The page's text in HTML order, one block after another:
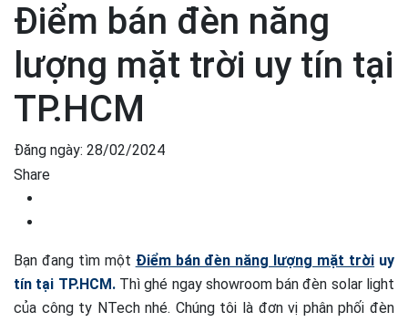
Điểm bán đèn năng
lượng mặt trời uy tín tại
TP.HCM
Đăng ngày: 28/02/2024
Share
Bạn đang tìm một Điểm bán đèn năng lượng mặt trời uy
tín tại TP.HCM.Thì ghé ngay showroom bán đèn solar light
của công ty NTech nhé. Chúng tôi là đơn vị phân phối đèn